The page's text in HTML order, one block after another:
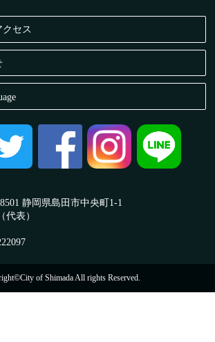
セス
静岡県島田市中央町1-1
代表）
of Shimada All rights Reserved.